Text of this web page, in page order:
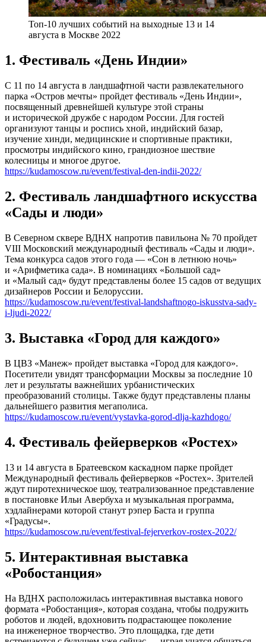
Топ-10 лучших событий на выходные 13 и 14
августа в Москве 2022
1. Фестиваль «День Индии»
С 11 по 14 августа в ландшафтной части развлекательного
парка «Остров мечты» пройдет фестиваль «День Индии»,
посвященный древнейшей культуре этой страны
и исторической дружбе с народом России. Для гостей
организуют танцы и роспись хной, индийский базар,
изучение хинди, медицинские и спортивные практики,
просмотры индийского кино, грандиозное шествие
колесницы и многое другое.
https://kudamoscow.ru/event/festival-den-indii-2022/
2. Фестиваль ландшафтного искусства
«Сады и люди»
В Северном сквере ВДНХ напротив павильона № 70 пройдет
VIII Московский международный фестиваль «Сады и люди».
Тема конкурса садов этого года — «Сон в летнюю ночь»
и «Арифметика сада». В номинациях «Большой сад»
и «Малый сад» будут представлены более 15 садов от ведущих
дизайнеров России и Белоруссии.
https://kudamoscow.ru/event/festival-landshaftnogo-iskusstva-sady-
i-ljudi-2022/
3. Выставка «Город для каждого»
В ЦВЗ «Манеж» пройдет выставка «Город для каждого».
Посетители увидят трансформации Москвы за последние 10
лет и результаты важнейших урбанистических
преобразований столицы. Также будут представлены планы
дальнейшего развития мегаполиса.
https://kudamoscow.ru/event/vystavka-gorod-dlja-kazhdogo/
4. Фестиваль фейерверков «Ростех»
13 и 14 августа в Братеевском каскадном парке пройдет
Международный фестиваль фейерверков «Ростех». Зрителей
ждут пиротехническое шоу, театрализованное представление
в постановке Ильи Авербуха и музыкальная программа,
хэдлайнерами которой станут рэпер Баста и группа
«Градусы».
https://kudamoscow.ru/event/festival-fejerverkov-rostex-2022/
5. Интерактивная выставка
«Робостанция»
На ВДНХ расположилась интерактивная выставка нового
формата «Робостанция», которая создана, чтобы подружить
роботов и людей, вдохновить подрастающее поколение
на инженерное творчество. Это площадка, где дети